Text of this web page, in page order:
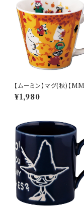
【ムーミン】マグ(秋)【
0】MM9603-11
¥1,980